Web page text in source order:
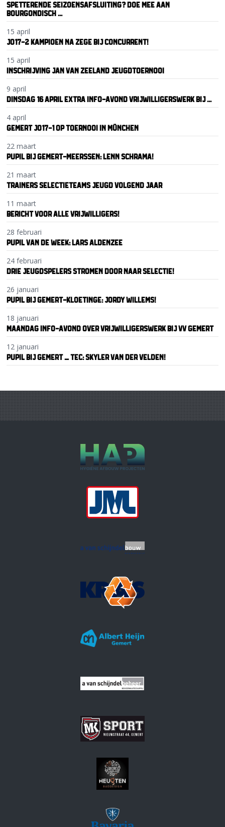
SPETTERENDE SEIZOENSAFSLUITING? DOE MEE AAN
BOURGONDISCH ...
15 april
JO17-2 KAMPIOEN NA ZEGE BIJ CONCURRENT!
15 april
INSCHRIJVING JAN VAN ZEELAND JEUGDTOERNOOI
9 april
DINSDAG 16 APRIL EXTRA INFO-AVOND VRIJWILLIGERSWERK BIJ ...
4 april
GEMERT JO17-1 OP TOERNOOI IN MÜNCHEN
22 maart
PUPIL BIJ GEMERT-MEERSSEN: LENN SCHRAMA!
21 maart
TRAINERS SELECTIETEAMS JEUGD VOLGEND JAAR
11 maart
BERICHT VOOR ALLE VRIJWILLIGERS!
28 februari
PUPIL VAN DE WEEK: LARS ALDENZEE
24 februari
DRIE JEUGDSPELERS STROMEN DOOR NAAR SELECTIE!
26 januari
PUPIL BIJ GEMERT-KLOETINGE: JORDY WILLEMS!
18 januari
MAANDAG INFO-AVOND OVER VRIJWILLIGERSWERK BIJ VV GEMERT
12 januari
PUPIL BIJ GEMERT – TEC: SKYLER VAN DER VELDEN!